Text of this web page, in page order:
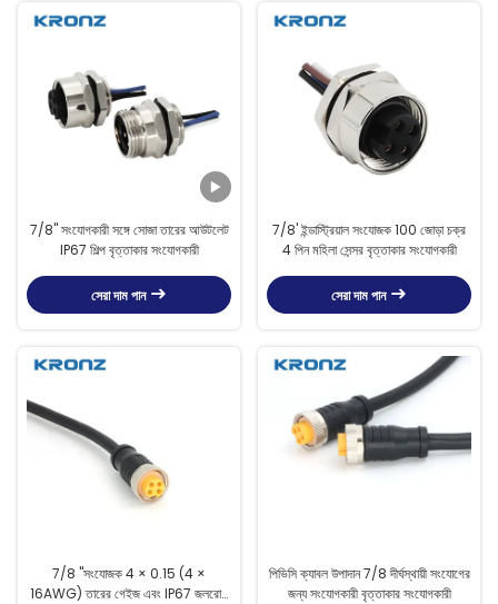
7/8'' সংযোগকারী সঙ্গে সোজা তারের আউটলেট
IP67 শিল্প বৃত্তাকার সংযোগকারী
সেরা দাম পান
7/8' ইন্ডাস্ট্রিয়াল সংযোজক 100 জোড়া চক্র
4 পিন মহিলা সেন্সর বৃত্তাকার সংযোগকারী
সেরা দাম পান
7/8 "সংযোজক 4 × 0.15 (4 ×
16AWG) তারের গেইজ এবং IP67 জলরোধী
পিভিসি ক্যাবল উপাদান 7/8 দীর্ঘস্থায়ী সংযোগের
জন্য সংযোগকারী বৃত্তাকার সংযোগকারী